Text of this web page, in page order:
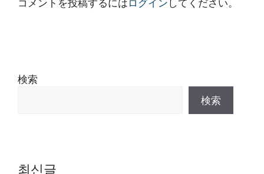
検索
検索
최신글